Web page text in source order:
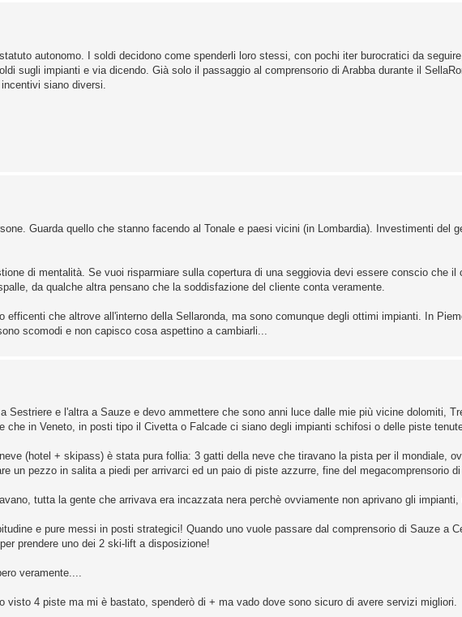
autonomo. I soldi decidono come spenderli loro stessi, con pochi iter burocratici da
sugli impianti e via dicendo. Già solo il passaggio al comprensorio di Arabba durante il
siano diversi.
Guarda quello che stanno facendo al Tonale e paesi vicini (in Lombardia). Investimenti del
di mentalità. Se vuoi risparmiare sulla copertura di una seggiovia devi essere conscio che il
da qualche altra pensano che la soddisfazione del cliente conta veramente.
efficenti che altrove all'interno della Sellaronda, ma sono comunque degli ottimi impianti. In
scomodi e non capisco cosa aspettino a cambiarli...
Sestriere e l'altra a Sauze e devo ammettere che sono anni luce dalle mie più vicine dolomiti,
che in Veneto, in posti tipo il Civetta o Falcade ci siano degli impianti schifosi o delle piste
(hotel + skipass) è stata pura follia: 3 gatti della neve che tiravano la pista per il mondiale,
un pezzo in salita a piedi per arrivarci ed un paio di piste azzurre, fine del megacomprensorio
tutta la gente che arrivava era incazzata nera perchè ovviamente non aprivano gli impianti,
e pure messi in posti strategici! Quando uno vuole passare dal comprensorio di Sauze a
prendere uno dei 2 ski-lift a disposizione!
veramente....
visto 4 piste ma mi è bastato, spenderò di + ma vado dove sono sicuro di avere servizi migliori.